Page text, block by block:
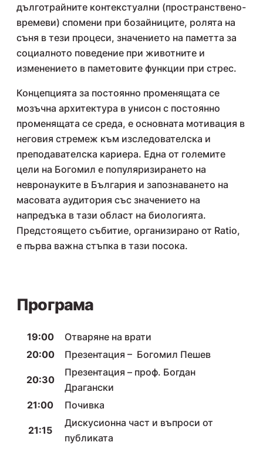
дълготрайните контекстуални (пространствено-
времеви) спомени при бозайниците, ролята на
съня в тези процеси, значението на паметта за
социалното поведение при животните и
изменението в паметовите функции при стрес.
Концепцията за постоянно променящата се
мозъчна архитектура в унисон с постоянно
променящата се среда, е основната мотивация в
неговия стремеж към изследователска и
преподавателска кариера. Една от големите
цели на Богомил е популяризирането на
невронауките в България и запознаването на
масовата аудитория със значението на
напредъка в тази област на биологията.
Предстоящето събитие, организирано от Ratio,
е първа важна стъпка в тази посока.
Програма
19:00
Отваряне на врати
20:00
Презентация – Богомил Пешев
20:30
Презентация – проф. Богдан
Драгански
21:00
Почивка
21:15
Дискусионна част и въпроси от
публиката